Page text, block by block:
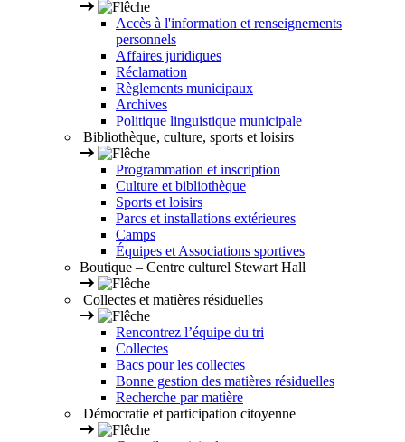
Accès à l'information et renseignements
personnels
Affaires juridiques
Réclamation
Règlements municipaux
Archives
Politique linguistique municipale
Bibliothèque, culture, sports et loisirs
Programmation et inscription
Culture et bibliothèque
Sports et loisirs
Parcs et installations extérieures
Camps
Équipes et Associations sportives
Boutique – Centre culturel Stewart Hall
Collectes et matières résiduelles
Rencontrez l’équipe du tri
Collectes
Bacs pour les collectes
Bonne gestion des matières résiduelles
Recherche par matière
Démocratie et participation citoyenne